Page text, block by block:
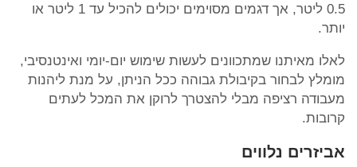
0.5 ליטר, אך דגמים מסוימים יכולים להכיל עד 1 ליטר או
יותר.
לאלו מאיתנו שמתכוונים לעשות שימוש יום-יומי ואינטנסיבי,
מומלץ לבחור בקיבולת גבוהה ככל הניתן, על מנת ליהנות
מעבודה רציפה מבלי להצטרך לרוקן את המכל לעתים
קרובות.
אביזרים נלווים